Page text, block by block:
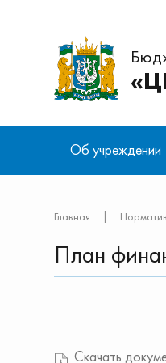
Об учреждении
паспортов
Кадастровые
Главная |
План
Скачать